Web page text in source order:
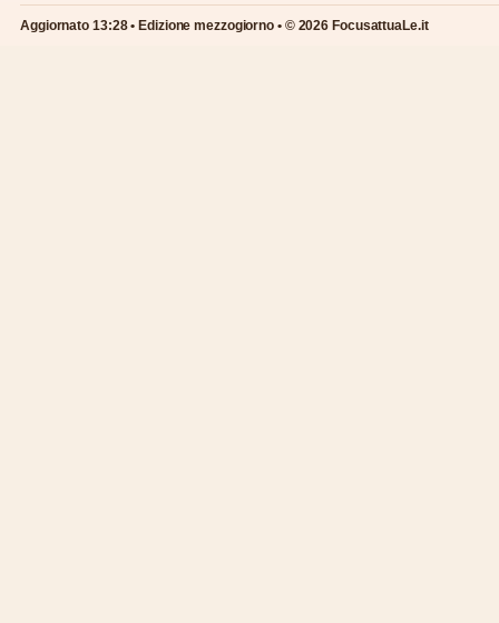
Aggiornato 13:28 • Edizione mezzogiorno • © 2026 FocusattuaLe.it